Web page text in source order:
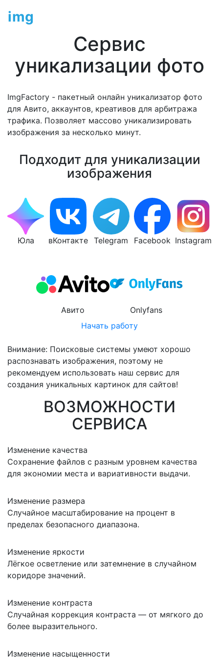
img
Сервис
уникализации фото
ImgFactory - пакетный онлайн уникализатор фото
для Авито, аккаунтов, креативов для арбитража
трафика. Позволяет массово уникализировать
изображения за несколько минут.
Подходит для уникализации
изображения
Юла вКонтакте Telegram Facebook Instagram
Авито
Onlyfans
Начать работу
Внимание: Поисковые системы умеют хорошо
распознавать изображения, поэтому не
рекомендуем использовать наш сервис для
создания уникальных картинок для сайтов!
ВОЗМОЖНОСТИ
СЕРВИСА
Изменение качества
Сохранение файлов с разным уровнем качества
для экономии места и вариативности выдачи.
Изменение размера
Случайное масштабирование на процент в
пределах безопасного диапазона.
Изменение яркости
Лёгкое осветление или затемнение в случайном
коридоре значений.
Изменение контраста
Случайная коррекция контраста — от мягкого до
более выразительного.
Изменение насыщенности